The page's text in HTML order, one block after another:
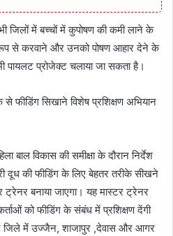
जिलों में बच्चों में कुपोषण की कमी लाने के
रूप से करवाने और उनको पोषण आहार देने के
प्रोजेक्ट चलाया जा सकता है।
फीडिंग सिखाने विशेष प्रशिक्षण अभियान
बाल विकास की समीक्षा के दौरान निर्देश
दूध की फीडिंग के लिए बेहतर तरीके सीखने
ट्रेनर बनाया जाएगा। यह मास्टर ट्रेनर
को फीडिंग के संबंध में प्रशिक्षण देंगी
जिले में उज्जैन, शाजापुर ,देवास और आगर